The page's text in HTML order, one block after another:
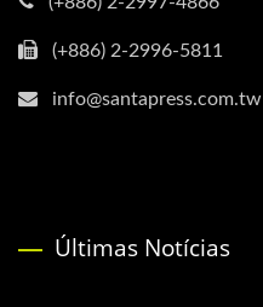
(+886) 2-2996-5811
info@santapress.com.tw
Últimas Notícias